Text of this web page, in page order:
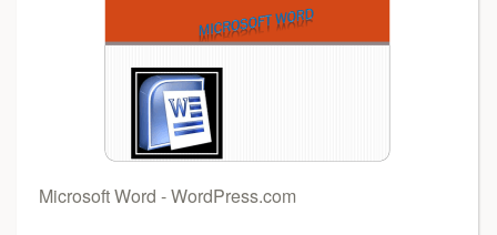
Microsoft Word - WordPress.com